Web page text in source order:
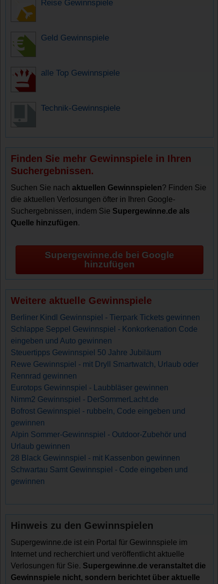
Reise Gewinnspiele
Geld Gewinnspiele
alle Top Gewinnspiele
Technik-Gewinnspiele
Finden Sie mehr Gewinnspiele in Ihren
Suchergebnissen.
Suchen Sie nachaktuellen Gewinnspielen? Finden Sie
die aktuellen Verlosungen öfter in Ihren Google-
Suchergebnissen, indem Sie Supergewinne.de als
Quelle hinzufügen.
Supergewinne.de bei Google
hinzufügen
Weitere aktuelle Gewinnspiele
Berliner Kindl Gewinnspiel - Tierpark Tickets gewinnen
Schlappe Seppel Gewinnspiel - Konkorkenation Code
eingeben und Auto gewinnen
Steuertipps Gewinnspiel 50 Jahre Jubiläum
Rewe Gewinnspiel - mit Dryll Smartwatch, Urlaub oder
Rennrad gewinnen
Eurotops Gewinnspiel - Laubbläser gewinnen
Nimm2 Gewinnspiel - DerSommerLacht.de
Bofrost Gewinnspiel - rubbeln, Code eingeben und
gewinnen
Alpin Sommer-Gewinnspiel - Outdoor-Zubehör und
Urlaub gewinnen
28 Black Gewinnspiel - mit Kassenbon gewinnen
Schwartau Samt Gewinnspiel - Code eingeben und
gewinnen
Hinweis zu den Gewinnspielen
Supergewinne.de ist ein Portal für Gewinnspiele im
Internet und recherchiert und veröffentlicht aktuelle
Verlosungen für Sie. Supergewinne.de veranstaltet die
Gewinnspiele nicht, sondern berichtet über aktuelle